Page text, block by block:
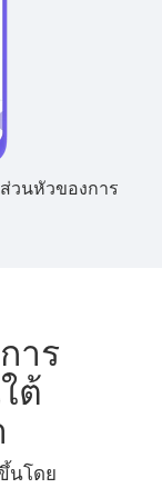
ส่วนหัวของการ
าร
ต้
นโดย